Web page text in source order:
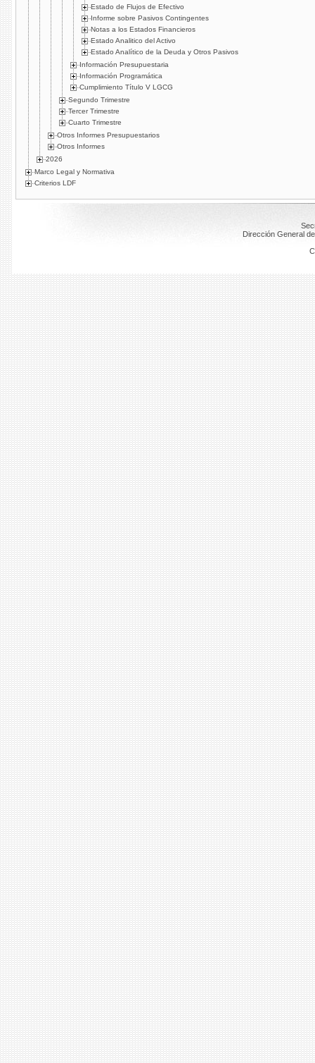
Estado de Flujos de Efectivo
Informe sobre Pasivos Contingentes
Notas a los Estados Financieros
Estado Analitico del Activo
Estado Analítico de la Deuda y Otros Pasivos
Información Presupuestaria
Información Programática
Cumplimiento Título V LGCG
Segundo Trimestre
Tercer Trimestre
Cuarto Trimestre
Otros Informes Presupuestarios
Otros Informes
2026
Marco Legal y Normativa
Criterios LDF
Dirección General